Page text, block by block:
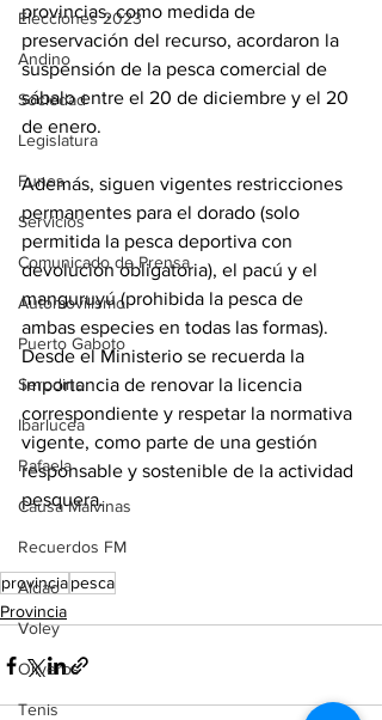
Elecciones 2023
Andino
Sociedad
Legislatura
Funes
Servicios
Comunicado de Prensa
Automovilismo
Puerto Gaboto
Serodino
Ibarlucea
Rafaela
Causa Malvinas
Recuerdos FM
Aldao
Voley
Oliveros
Tenis
provincias, como medida de
preservación del recurso, acordaron la
suspensión de la pesca comercial de
sábalo entre el 20 de diciembre y el 20
de enero.
Además, siguen vigentes restricciones
permanentes para el dorado (solo
permitida la pesca deportiva con
devolución obligatoria), el pacú y el
manguruyú (prohibida la pesca de
ambas especies en todas las formas).
Desde el Ministerio se recuerda la
importancia de renovar la licencia
correspondiente y respetar la normativa
vigente, como parte de una gestión
responsable y sostenible de la actividad
pesquera.
provinciapesca
Provincia